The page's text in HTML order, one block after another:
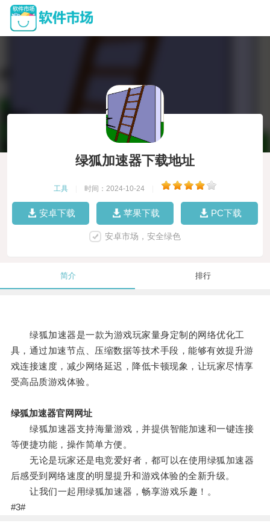
绿狐加速器下载地址
工具 时间：2024-10-24
安卓下载 苹果下载 PC下载
安卓市场，安全绿色
简介 排行
绿狐加速器是一款为游戏玩家量身定制的网络优化工
具，通过加速节点、压缩数据等技术手段，能够有效提升游
戏连接速度，减少网络延迟，降低卡顿现象，让玩家尽情享
受高品质游戏体验。
绿狐加速器官网网址
绿狐加速器支持海量游戏，并提供智能加速和一键连接
等便捷功能，操作简单方便。
无论是玩家还是电竞爱好者，都可以在使用绿狐加速器
后感受到网络速度的明显提升和游戏体验的全新升级。
让我们一起用绿狐加速器，畅享游戏乐趣！。
#3#